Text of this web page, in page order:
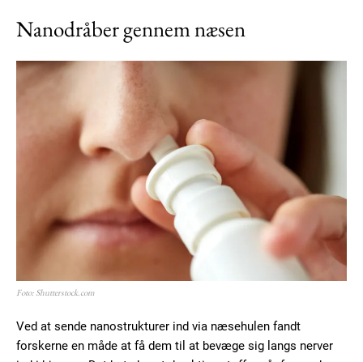
Nanodråber gennem næsen
Foto: Shutterstock.com
Ved at sende nanostrukturer ind via næsehulen fandt
forskerne en måde at få dem til at bevæge sig langs nerver